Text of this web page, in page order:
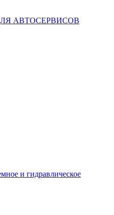
АВТОСЕРВИСОВ
и гидравлическое